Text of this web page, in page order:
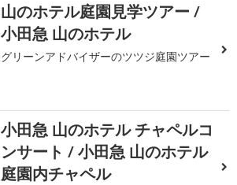
山のホテル庭園見学ツアー /
小田急 山のホテル
グリーンアドバイザーのツツジ庭園ツアー
小田急 山のホテル チャペルコ
ンサート / 小田急 山のホテル
庭園内チャペル